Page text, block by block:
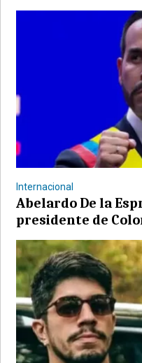
Internacional
Abelardo De la
presidente de